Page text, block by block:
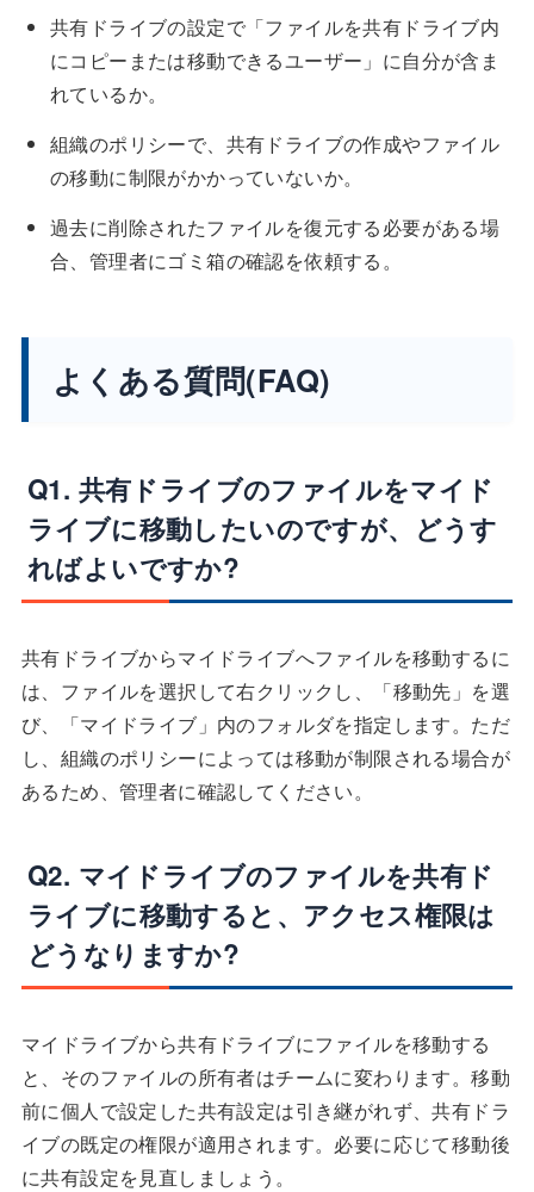
共有ドライブの設定で「ファイルを共有ドライブ内
にコピーまたは移動できるユーザー」に自分が含ま
れているか。
組織のポリシーで、共有ドライブの作成やファイル
の移動に制限がかかっていないか。
過去に削除されたファイルを復元する必要がある場
合、管理者にゴミ箱の確認を依頼する。
よくある質問(FAQ)
Q1. 共有ドライブのファイルをマイド
ライブに移動したいのですが、どうす
ればよいですか?
共有ドライブからマイドライブへファイルを移動するに
は、ファイルを選択して右クリックし、「移動先」を選
び、「マイドライブ」内のフォルダを指定します。ただ
し、組織のポリシーによっては移動が制限される場合が
あるため、管理者に確認してください。
Q2. マイドライブのファイルを共有ド
ライブに移動すると、アクセス権限は
どうなりますか?
マイドライブから共有ドライブにファイルを移動する
と、そのファイルの所有者はチームに変わります。移動
前に個人で設定した共有設定は引き継がれず、共有ドラ
イブの既定の権限が適用されます。必要に応じて移動後
に共有設定を見直しましょう。